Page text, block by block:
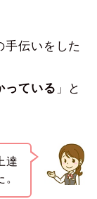
手伝いをした
っている 」と
達